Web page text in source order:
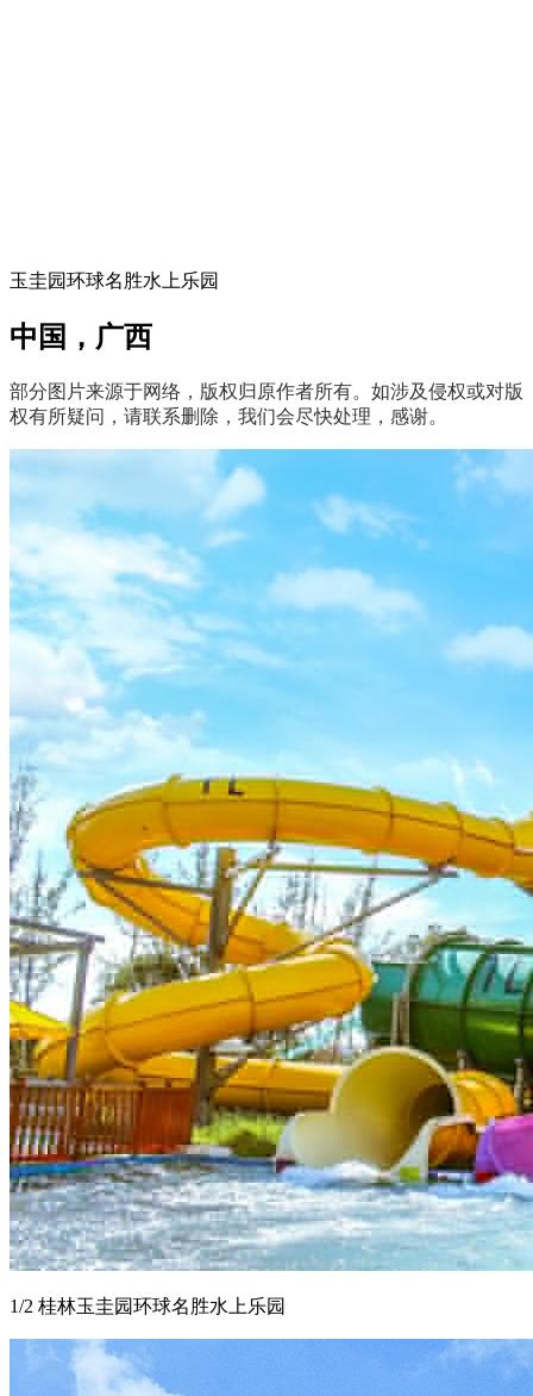
玉圭园环球名胜水上乐园
中国，广西
部分图片来源于网络，版权归原作者所有。如涉及侵权或对版
权有所疑问，请联系删除，我们会尽快处理，感谢。
1/2 桂林玉圭园环球名胜水上乐园